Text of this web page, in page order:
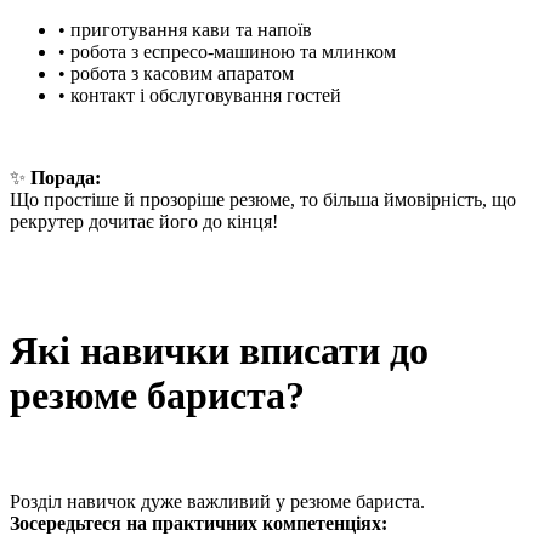
• приготування кави та напоїв
• робота з еспресо-машиною та млинком
• робота з касовим апаратом
• контакт і обслуговування гостей
✨ Порада:
Що простіше й прозоріше резюме, то більша ймовірність, що
рекрутер дочитає його до кінця!
Які навички вписати до
резюме бариста?
Розділ навичок дуже важливий у резюме бариста.
Зосередьтеся на практичних компетенціях: